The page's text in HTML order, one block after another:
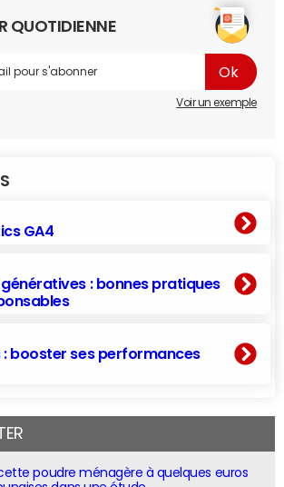
QUOTIDIENNE
Voir un exemple
GA4
génératives : bonnes pratiques
: booster ses performances
cette poudre ménagère à quelques euros